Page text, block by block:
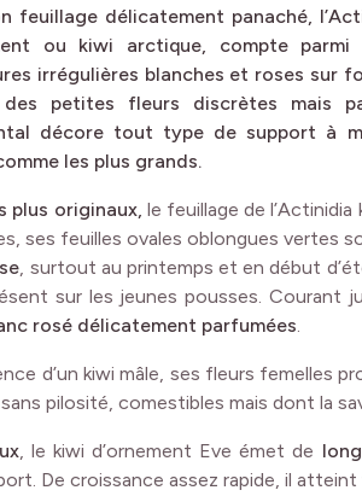
ou kiwi arctique, compte
irrégulières blanches et roses sur
des petites fleurs discrètes mais
décore tout type de support à
les plus grands.
ses feuilles ovales oblongues vertes
, surtout au printemps et en début
sur les jeunes pousses. Courant
rosé délicatement parfumées.
pilosité, comestibles mais dont la
De croissance assez rapide, il atteint
20 m² ! Son feuillage décoratif